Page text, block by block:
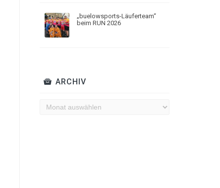
„buelowsports-Läuferteam“
beim RUN 2026
ARCHIV
Archiv